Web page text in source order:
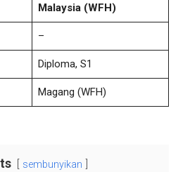
Malaysia (WFH)
–
Diploma, S1
Magang (WFH)
sembunyikan